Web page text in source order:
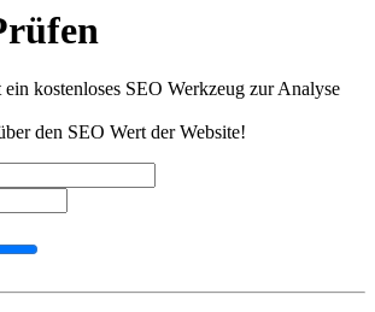
ein kostenloses SEO Werkzeug zur Analyse
den SEO Wert der Website!